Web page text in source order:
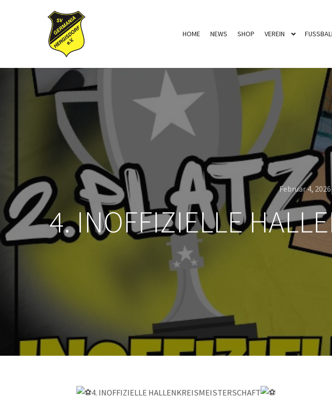
HOME NEWS SHOP VEREIN FUSSBALL
Februar 4, 2026
4. INOFFIZIELLE
4. INOFFIZIELLE HALLENKREISMEISTERSCHAFT